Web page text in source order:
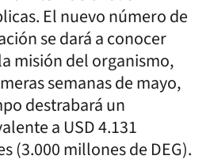
El nuevo número de
se dará a conocer
misión del organismo,
semanas de mayo,
destrabará un
a USD 4.131
(3.000 millones de DEG).